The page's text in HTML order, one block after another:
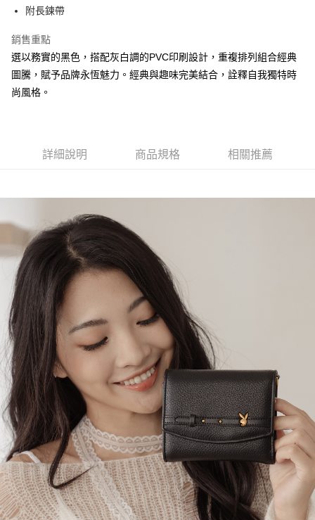
悠遊付
大哥付你分期
相關說明
1.本服務由台灣大哥大提供，台灣大哥大用戶可立即使用無須另外申請。
2.付款方式選擇「大哥付你分期」，訂單成立後會自動跳轉到大哥付的交易
消。如遇「轉專審核」未通過狀況，表示未達大哥付你分期系統評分，恕無
2.透過簡訊連結打開帳單後，可選擇「超商條碼／台灣大直營門市／銀行轉
帳／街口支付／iPASS MONEY」等通路繳費。
【注意事項】
1.本服務係由「台灣大哥大股份有限公司」（以下簡稱本公司）所提供，讓
用戶於交易時，得透過本服務購買商品或服務，並由商店將買賣／分期付款
買賣價金債權讓與本公司後，依約使用本公司帳單繳交帳款。
2.基於同意付款使用「大哥付你分期」之契約關係目的，商店將以您的個人
資料（包含姓名、電話或地址）提供予台灣大哥大進項蒐集、處理及利用，
由本公司與您本人進行分期帳單所需資料之確認、核對及更正。
3.完整用戶服務條款，請詳閱以下連結：https://oppay.tw/userRule
AFTEE先享後付
相關說明
１．簡單：不需註冊會員、不需綁卡、不需儲值。
２．便利：只要手機號碼，簡訊認證，即可結帳。
【「AFTEE先享後付」結帳流程】
結帳頁面，進行簡訊認證並確認金額後，即可完成結帳。
２．訂單成立數日內，您將收到繳費通知簡訊。
３．收到繳費通知簡訊後14天內，點擊此簡訊中的連結，可透過四大超商／
ATM／網路銀行／等多元方式進行付款，方視為交易完成。
※ 請注意：結帳手續完成當下不需立刻繳費，但若您需要取消訂單，請聯絡
購買商品的店家。未經商家同意取消之訂單仍視為有效，需透過AFTEE先享
後付繳納相關費用。
※ 交易是否成功請以「AFTEE先享後付 」之結帳頁面顯示為準，若有關於
是否繳費成功／繳費後需取消欲退款等相關疑問，請聯繫「AFTEE先享後付
客戶支援中心」
https://netprotections.freshdesk.com/support/home
【注意事項】
１．透過由恩沛科技股份有限公司提供之「AFTEE先享後付」服務完成之交
易，需依本服務之必要範圍內提供個人資料，並將交易相關給付款項請求債
權轉讓予恩沛科技股份有限公司。
２．關於個人資料處理事宜，請瀏覽以下網址：
https://aftee.tw/terms/#terms3
３．未成年的使用者請事先徵得法定代理人或監護人之同意方可使用
「AFTEE先享後付」，若未經同意申辦者引起之損失，本公司不負相關責
任。
４．使用「AFTEE先享後付」時，將依據個別帳號之用戶狀況，依本公司即
時審查核予不同之上限額度；若仍有額度不足之情形，本公司將視審查結果
請求用戶進行身份認證。
５．嚴禁一人註冊多個帳號或使用他人資訊註冊。若發現惡意使用之情形，
運送方式
每筆NT$60，滿NT$1,500(含以上)免運費
付款後全家取貨
每筆NT$60，滿NT$1,500(含以上)免運費
萊爾富取貨付款
每筆NT$120
付款後萊爾富取貨
每筆NT$122
7-11取貨付款
每筆NT$60，滿NT$2,000(含以上)免運費
付款後7-11取貨
每筆NT$60，滿NT$2,000(含以上)免運費
宅配
每筆NT$60，滿NT$2,000(含以上)免運費
宅配_離島
每筆NT$100
附長鍊帶
銷售重點
選以務實的黑色，搭配灰白調的PVC印刷設計，重複排列組合經典
圖騰，賦予品牌永恆魅力。經典與趣味完美結合，詮釋自我獨特時
尚風格。
詳細說明 商品規格 相關推薦